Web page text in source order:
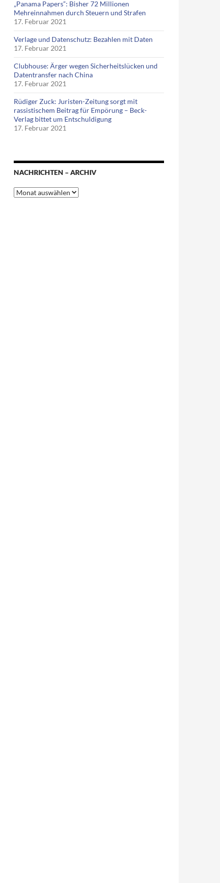
„Panama Papers“: Bisher 72 Millionen
Mehreinnahmen durch Steuern und Strafen
17. Februar 2021
Verlage und Datenschutz: Bezahlen mit Daten
17. Februar 2021
Clubhouse: Ärger wegen Sicherheitslücken und
Datentransfer nach China
17. Februar 2021
Rüdiger Zuck: Juristen-Zeitung sorgt mit
rassistischem Beitrag für Empörung – Beck-
Verlag bittet um Entschuldigung
17. Februar 2021
NACHRICHTEN – ARCHIV
Nachrichten
–